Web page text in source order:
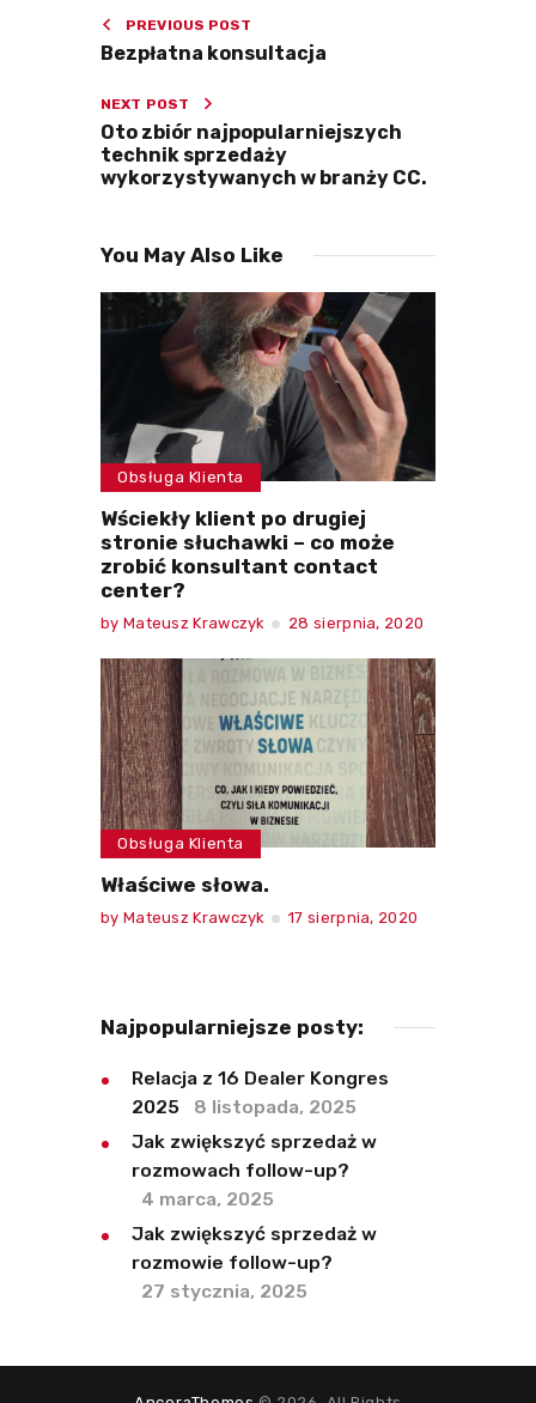
uniemożliwi współpracę i
komunikację z nami.
PREVIOUS POST
Bezpłatna konsultacja
NEXT POST
Oto zbiór najpopularniejszych
technik sprzedaży
wykorzystywanych w branży CC.
You May Also Like
Obsługa Klienta
Wściekły klient po drugiej
stronie słuchawki – co może
zrobić konsultant contact
center?
by Mateusz Krawczyk 28 sierpnia, 2020
Obsługa Klienta
Właściwe słowa.
by Mateusz Krawczyk 17 sierpnia, 2020
Najpopularniejsze posty:
Relacja z 16 Dealer Kongres
2025
8 listopada, 2025
Jak zwiększyć sprzedaż w
rozmowach follow-up?
4 marca, 2025
Jak zwiększyć sprzedaż w
rozmowie follow-up?
27 stycznia, 2025